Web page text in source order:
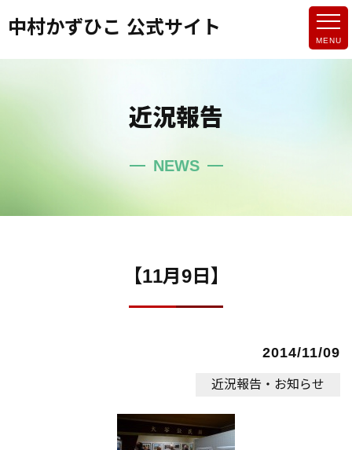
中村かずひこ 公式サイト
近況報告
NEWS
【11月9日】
2014/11/09
近況報告・お知らせ